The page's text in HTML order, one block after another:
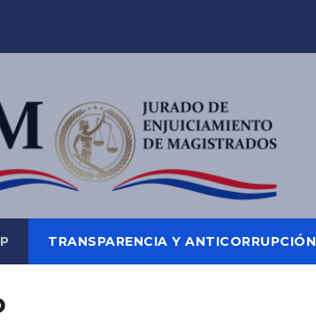
TRANSPARENCIA Y ANTICORRUPCIÓN